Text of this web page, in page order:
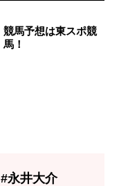
競馬予想は東スポ競
馬！
#永井大介